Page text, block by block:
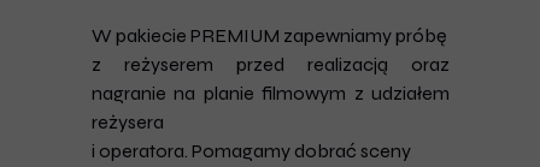
W pakiecie PREMIUM zapewniamy próbę
z reżyserem przed realizacją oraz
nagranie na planie filmowym z udziałem
reżysera
i operatora. Pomagamy dobrać sceny